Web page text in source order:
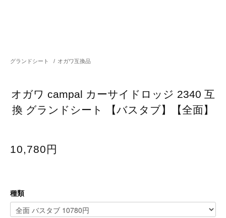
グランドシート / オガワ互換品
オガワ campal カーサイドロッジ 2340 互
換 グランドシート 【バスタブ】【全面】
10,780円
種類